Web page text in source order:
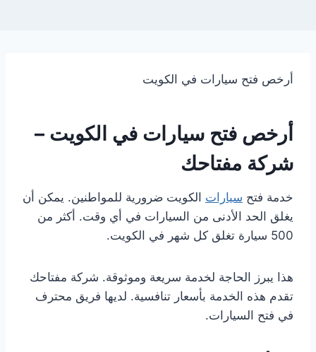
أرخص فتح سيارات في الكويت
أرخص فتح سيارات في الكويت –
شركة مفتاحك
خدمة فتح سيارات الكويت ضرورية للمواطنين. يمكن أن
يغلق الحد الأدنى من السيارات في أي وقت. أكثر من
500 سيارة تغلق كل شهر في الكويت.
هذا يبرز الحاجة لخدمة سريعة وموثوقة. شركة مفتاحك
تقدم هذه الخدمة بأسعار تنافسية. لديها فريق محترف
في فتح السيارات.